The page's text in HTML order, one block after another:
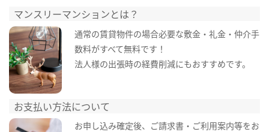
マンスリーマンションとは？
通常の賃貸物件の場合必要な敷金・礼金・仲介手
数料がすべて無料です！
法人様の出張時の経費削減にもおすすめです。
お支払い方法について
お申し込み確定後、ご請求書・ご利用案内等をお